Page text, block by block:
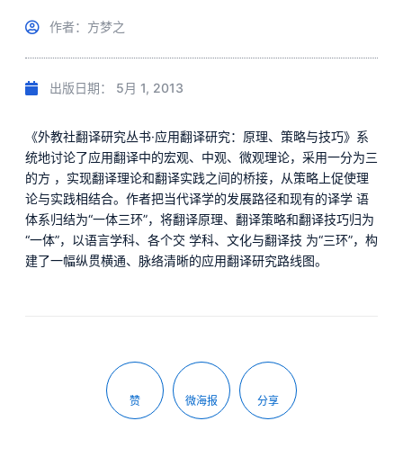
作者：方梦之
出版日期： 5月 1, 2013
《外教社翻译研究丛书·应用翻译研究：原理、策略与技巧》系
统地讨论了应用翻译中的宏观、中观、微观理论，采用一分为三
的方 ，实现翻译理论和翻译实践之间的桥接，从策略上促使理
论与实践相结合。作者把当代译学的发展路径和现有的译学 语
体系归结为“一体三环”，将翻译原理、翻译策略和翻译技巧归为
“一体”，以语言学科、各个交 学科、文化与翻译技 为“三环”，构
建了一幅纵贯横通、脉络清晰的应用翻译研究路线图。
赞 微海报 分享